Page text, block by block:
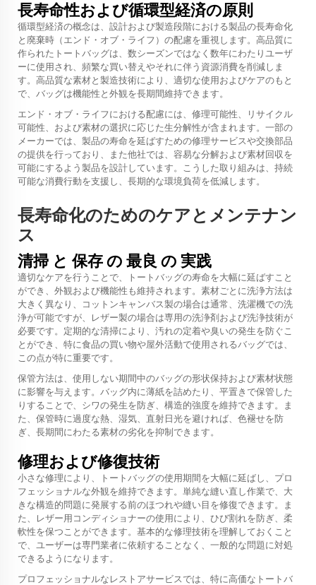
長寿命性および循環型経済の原則
循環型経済の概念は、設計および製造段階における製品の長寿命化
と廃棄時（エンド・オブ・ライフ）の配慮を重視します。高品質に
作られたトートバッグは、数シーズンではなく数年にわたりユーザ
ーに使用され、頻繁な買い替えやそれに伴う資源消費を削減しま
す。高品質な素材と製造技術により、適切な使用およびケアのもと
で、バッグは機能性と外観を長期間維持できます。
エンド・オブ・ライフにおける配慮には、修理可能性、リサイクル
可能性、および素材の選択に応じた生分解性が含まれます。一部の
メーカーでは、製品の寿命を延ばすための修理サービスや交換部品
の提供を行っており、また他社では、容易な分解および素材回収を
可能にするよう製品を設計しています。こうした取り組みは、持続
可能な消費行動を支援し、長期的な環境負荷を低減します。
長寿命化のためのケアとメンテナン
ス
清掃 と 保存 の 最良 の 実践
適切なケアを行うことで、トートバッグの寿命を大幅に延ばすこと
ができ、外観および機能性も維持されます。素材ごとに洗浄方法は
大きく異なり、コットンキャンバス製の場合は通常、洗濯機での洗
浄が可能ですが、レザー製の場合は専用の洗浄剤および洗浄技術が
必要です。定期的な清掃により、汚れの定着や臭いの発生を防ぐこ
とができ、特に食品の買い物や屋外活動で使用されるバッグでは、
この点が特に重要です。
保管方法は、使用しない期間中のバッグの形状保持および素材状態
に影響を与えます。バッグ内に薄紙を詰めたり、平置きで保管した
りすることで、シワの発生を防ぎ、構造的強度を維持できます。ま
た、保管時に過度な熱、湿気、直射日光を避ければ、色褪せを防
ぎ、長期間にわたる素材の劣化を抑制できます。
修理および修復技術
小さな修理により、トートバッグの使用期間を大幅に延ばし、プロ
フェッショナルな外観を維持できます。単純な縫い直し作業で、大
きな構造的問題に発展する前のほつれや縫い目を修復できます。ま
た、レザー用コンディショナーの使用により、ひび割れを防ぎ、柔
軟性を保つことができます。基本的な修理技術を理解しておくこと
で、ユーザーは専門業者に依頼することなく、一般的な問題に対処
できるようになります。
プロフェッショナルなレストアサービスでは、特に高価なトートバ